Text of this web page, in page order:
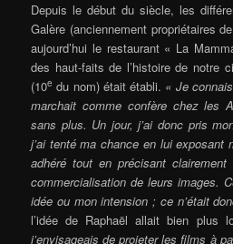
Depuis le début du siècle, les
Galère (anciennement propriétaires
aujourd’hui le restaurant « La
des haut-faits de l’histoire de notre
(10e du nom) était établi. « Je
marchait comme confère chez les
sans plus. Un jour, j’ai donc pris
j’ai tenté ma chance en lui exposant
adhéré tout en précisant
commercialisation de leurs images.
idée ou mon intension ; ce n’était
l’idée de Raphaël allait bien plus
j’envisageais de projeter les films à